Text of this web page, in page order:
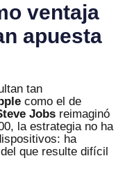
ventaja
apuesta
tan
como el de
Jobs reimaginó
la estrategia no ha
ha
que resulte difícil